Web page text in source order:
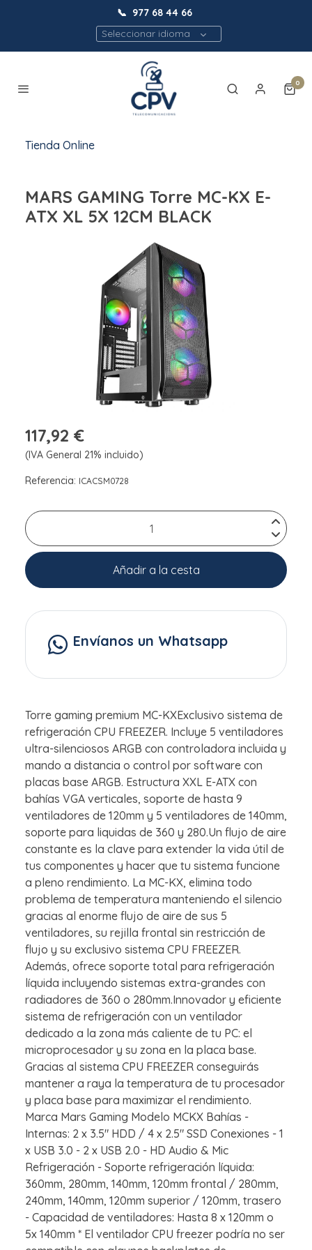
📞 977 68 44 66
Seleccionar idioma
0
Tienda Online
MARS GAMING Torre MC-KX E-
ATX XL 5X 12CM BLACK
117,92 €
(IVA General 21% incluido)
Referencia: ICACSM0728
Añadir a la cesta
Envíanos un Whatsapp
Torre gaming premium MC-KXExclusivo sistema de
refrigeración CPU FREEZER. Incluye 5 ventiladores
ultra-silenciosos ARGB con controladora incluida y
mando a distancia o control por software con
placas base ARGB. Estructura XXL E-ATX con
bahías VGA verticales, soporte de hasta 9
ventiladores de 120mm y 5 ventiladores de 140mm,
soporte para liquidas de 360 y 280.Un flujo de aire
constante es la clave para extender la vida útil de
tus componentes y hacer que tu sistema funcione
a pleno rendimiento. La MC-KX, elimina todo
problema de temperatura manteniendo el silencio
gracias al enorme flujo de aire de sus 5
ventiladores, su rejilla frontal sin restricción de
flujo y su exclusivo sistema CPU FREEZER.
Además, ofrece soporte total para refrigeración
líquida incluyendo sistemas extra-grandes con
radiadores de 360 o 280mm.Innovador y eficiente
sistema de refrigeración con un ventilador
dedicado a la zona más caliente de tu PC: el
microprocesador y su zona en la placa base.
Gracias al sistema CPU FREEZER conseguirás
mantener a raya la temperatura de tu procesador
y placa base para maximizar el rendimiento.
Marca Mars Gaming Modelo MCKX Bahías -
Internas: 2 x 3.5" HDD / 4 x 2.5" SSD Conexiones - 1
x USB 3.0 - 2 x USB 2.0 - HD Audio & Mic
Refrigeración - Soporte refrigeración líquida:
360mm, 280mm, 140mm, 120mm frontal / 280mm,
240mm, 140mm, 120mm superior / 120mm, trasero
- Capacidad de ventiladores: Hasta 8 x 120mm o
5x 140mm * El ventilador CPU freezer podría no ser